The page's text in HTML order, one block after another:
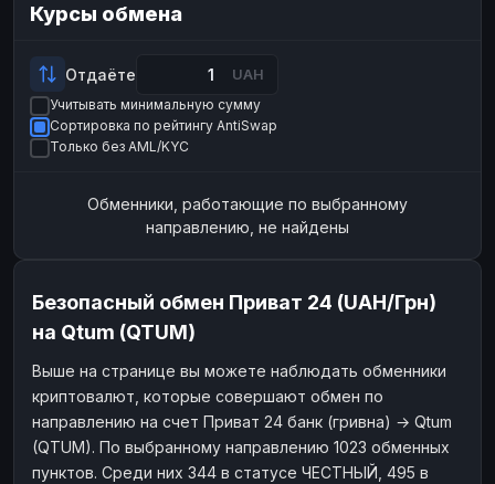
ЮMoney RUB ЮMoney
БАЛАНСЫ КРИПТОБИРЖ
Binance
RUB СБЕР
ДЕНЕЖНЫЕ ПЕРЕВОДЫ
ЗК USD
USD
ЗК USD
Курсы обмена
Отдаёте UAH
Учитывать минимальную сумму
Сортировка по рейтингу AntiSwap
Только без AML/KYC
Обменники, работающие по выбранному
направлению, не найдены
Безопасный обмен Приват 24 (UAH/Грн)
на Qtum (QTUM)
Выше на странице вы можете наблюдать обменники
криптовалют, которые совершают обмен по
направлению на счет Приват 24 банк (гривна) → Qtum
(QTUM). По выбранному направлению 1023 обменных
пунктов. Среди них 344 в статусе ЧЕСТНЫЙ, 495 в